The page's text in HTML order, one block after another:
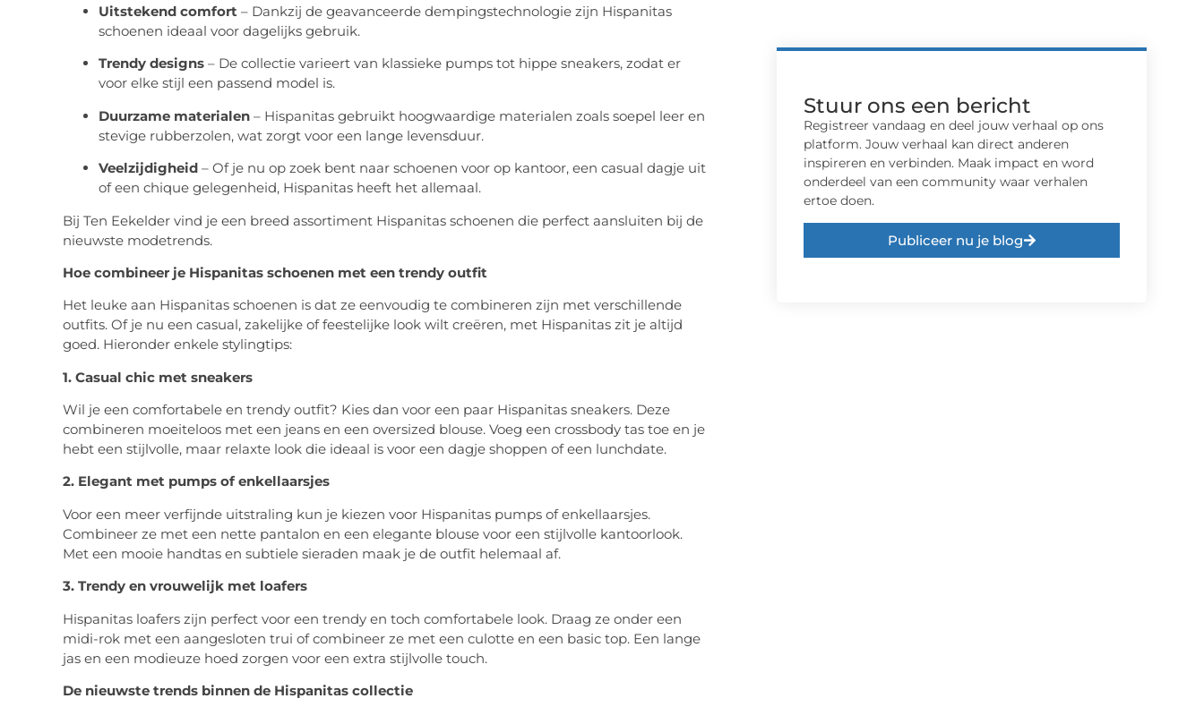
Uitstekend comfort – Dankzij de geavanceerde dempingstechnologie zijn Hispanitas
schoenen ideaal voor dagelijks gebruik.
Trendy designs– De collectie varieert van klassieke pumps tot hippe sneakers, zodat er
voor elke stijl een passend model is.
Duurzame materialen– Hispanitas gebruikt hoogwaardige materialen zoals soepel leer en
stevige rubberzolen, wat zorgt voor een lange levensduur.
Veelzijdigheid– Of je nu op zoek bent naar schoenen voor op kantoor, een casual dagje uit
of een chique gelegenheid, Hispanitas heeft het allemaal.
Bij Ten Eekelder vind je een breed assortiment Hispanitas schoenen die perfect aansluiten bij de
nieuwste modetrends.
Hoe combineer je Hispanitas schoenen met een trendy outfit
Het leuke aan Hispanitas schoenen is dat ze eenvoudig te combineren zijn met verschillende
outfits. Of je nu een casual, zakelijke of feestelijke look wilt creëren, met Hispanitas zit je altijd
goed. Hieronder enkele stylingtips:
1. Casual chic met sneakers
Wil je een comfortabele en trendy outfit? Kies dan voor een paar Hispanitas sneakers. Deze
combineren moeiteloos met een jeans en een oversized blouse. Voeg een crossbody tas toe en je
hebt een stijlvolle, maar relaxte look die ideaal is voor een dagje shoppen of een lunchdate.
2. Elegant met pumps of enkellaarsjes
Voor een meer verfijnde uitstraling kun je kiezen voor Hispanitas pumps of enkellaarsjes.
Combineer ze met een nette pantalon en een elegante blouse voor een stijlvolle kantoorlook.
Met een mooie handtas en subtiele sieraden maak je de outfit helemaal af.
3. Trendy en vrouwelijk met loafers
Hispanitas loafers zijn perfect voor een trendy en toch comfortabele look. Draag ze onder een
midi-rok met een aangesloten trui of combineer ze met een culotte en een basic top. Een lange
jas en een modieuze hoed zorgen voor een extra stijlvolle touch.
De nieuwste trends binnen de Hispanitas collectie
Stuur ons een bericht
Registreer vandaag en deel jouw verhaal op ons
platform. Jouw verhaal kan direct anderen
inspireren en verbinden. Maak impact en word
onderdeel van een community waar verhalen
ertoe doen.
Publiceer nu je blog